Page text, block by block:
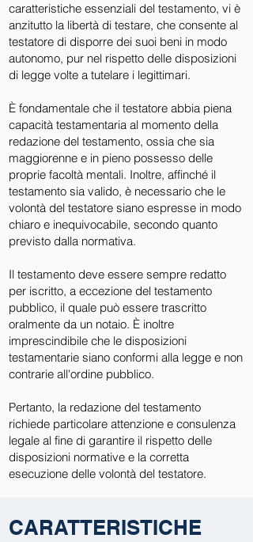
caratteristiche essenziali del testamento, vi è
anzitutto la libertà di testare, che consente al
testatore di disporre dei suoi beni in modo
autonomo, pur nel rispetto delle disposizioni
di legge volte a tutelare i legittimari.
È fondamentale che il testatore abbia piena
capacità testamentaria al momento della
redazione del testamento, ossia che sia
maggiorenne e in pieno possesso delle
proprie facoltà mentali. Inoltre, affinché il
testamento sia valido, è necessario che le
volontà del testatore siano espresse in modo
chiaro e inequivocabile, secondo quanto
previsto dalla normativa.
Il testamento deve essere sempre redatto
per iscritto, a eccezione del testamento
pubblico, il quale può essere trascritto
oralmente da un notaio. È inoltre
imprescindibile che le disposizioni
testamentarie siano conformi alla legge e non
contrarie all'ordine pubblico.
Pertanto, la redazione del testamento
richiede particolare attenzione e consulenza
legale al fine di garantire il rispetto delle
disposizioni normative e la corretta
esecuzione delle volontà del testatore.
CARATTERISTICHE